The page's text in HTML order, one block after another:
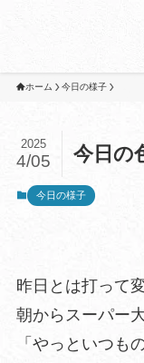
ホーム 今日の様子
今日の
2025
4/05
今日の様子
昨日とは打って
「やっといつも